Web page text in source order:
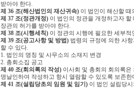
받아야 한다.
제 36 조(해산법인의 재산귀속) 이 법인이 해산할
제 37 조(정관개정) 이 법인의 정관을 개정하고자 할
장관의 허가를 받아야 한다.
제 38 조(시행세칙) 이 정관의 시행에 필요한 세부
제 39 조(공고사항 및 방법) 법령의 규정에 의한 사
할 수 있다.
1. 법인의 명칭 및 사무소의 소재지 변경
2. 총회소집 공고
제 40 조(회의록의 작성) 이사회 및 총회의 회의록
명날인하여 작성하고 항시 열람할 수 있도록 보존한
제 41 조(설립당초의 임원 및 임기 ) 이 법인 설립당